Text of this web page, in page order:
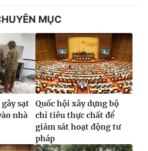
MỤC
sạt
nhà
Quốc hội xây dựng bộ
chỉ tiêu thực chất để
giám sát hoạt động tư
pháp